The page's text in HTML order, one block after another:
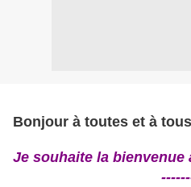
Bonjour à toutes et à
Je souhaite la bienvenue